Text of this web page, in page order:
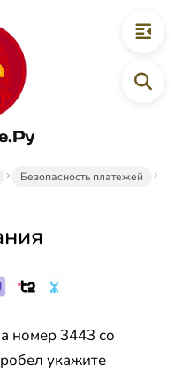
Безопасность платежей
номер 3443 со
укажите